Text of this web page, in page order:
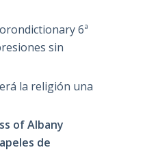
6ª
sin
la religión una
of Albany
de